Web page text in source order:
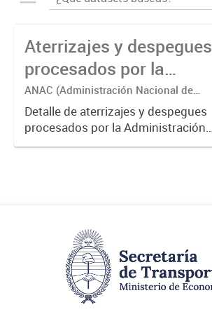
Aterrizajes y despegues
procesados por la
Administración Nacional
de Aviación Civil (ANAC)
ANAC (Administración Nacional de
Aviación Civil)
Detalle de aterrizajes y despegues
procesados por la Administración
Nacional de Aviación Civil.-